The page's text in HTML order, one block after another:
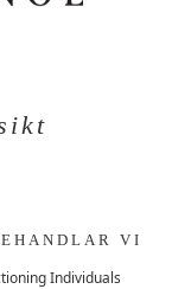
VI
Individuals